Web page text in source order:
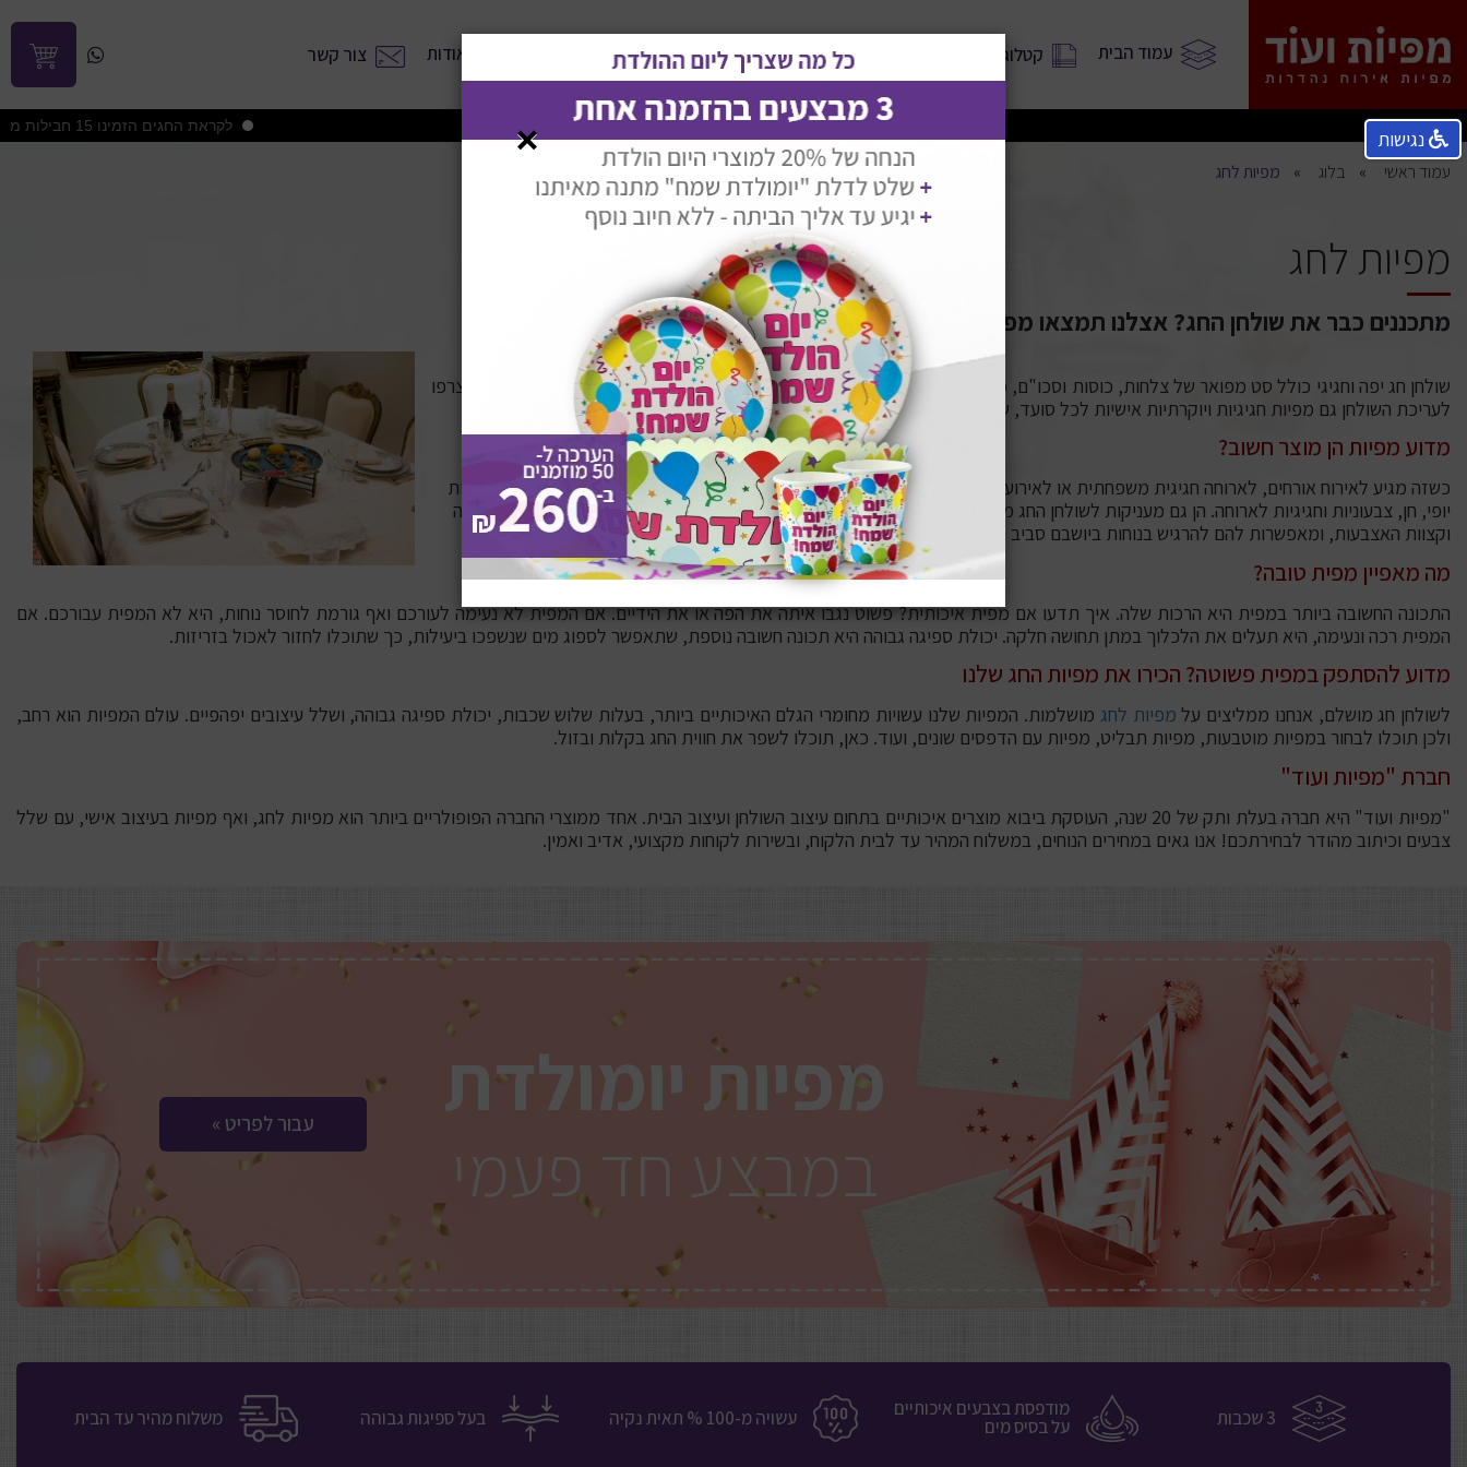
עמוד הבית קטלוג מוצרים מפיות בעיצוב אישי גלריה אודות צור קשר
לקראת החגים הזמינו 15 חבילות ממבחר מפיות טרנדי וקבלו 2 חבילות מפיות טרנדי מתנה במשלוח עד הבית
עמוד ראשי בלוג מפיות לחג
מפיות לחג
מתכננים כבר את שולחן החג? אצלנו תמצאו מפיות לחג יוקרתיות ואיכותיות
שולחן חג יפה וחגיגי כולל סט מפואר של צלחות, כוסות וסכו"ם, מפת שולחן יפה מהודרת, ואולי גם סט נרות, קערות וקנקנים הדורים. אך אם תצרפו
לעריכת השולחן גם מפיות חגיגיות ויוקרתיות אישיות לכל סועד, שולחן החג שלכם יראה מלכותי יותר מאי פעם.
מדוע מפיות הן מוצר חשוב?
כשזה מגיע לאירוח אורחים, לארוחה חגיגית משפחתית או לאירוע קטן, מפיות השולחן הן מרכיב חיוני משולחן האוכל. הן אמנם קטנות, אך מוסיפות
יופי, חן, צבעוניות וחגיגיות לארוחה. הן גם מעניקות לשולחן החג מראה אלגנטי, אחיד ומסודר, והכי חשוב- מסייעות לסועדים לנקות את זוויות הפה
וקצוות האצבעות, ומאפשרות להם להרגיש בנוחות ביושבם סביב השולחן.
מה מאפיין מפית טובה?
התכונה החשובה ביותר במפית היא הרכות שלה. איך תדעו אם מפית איכותית? פשוט נגבו איתה את הפה או את הידיים. אם המפית לא נעימה לעורכם ואף גורמת לחוסר נוחות, היא לא המפית עבורכם. אם
המפית רכה ונעימה, היא תעלים את הלכלוך במתן תחושה חלקה. יכולת ספיגה גבוהה היא תכונה חשובה נוספת, שתאפשר לספוג מים שנשפכו ביעילות, כך שתוכלו לחזור לאכול בזריזות.
מדוע להסתפק במפית פשוטה? הכירו את מפיות החג שלנו
לשולחן חג מושלם, אנחנו ממליצים על מפיות לחג מושלמות. המפיות שלנו עשויות מחומרי הגלם האיכותיים ביותר, בעלות שלוש שכבות, יכולת ספיגה גבוהה, ושלל עיצובים יפהפיים. עולם המפיות הוא רחב,
ולכן תוכלו לבחור במפיות מוטבעות, מפיות תבליט, מפיות עם הדפסים שונים, ועוד. כאן, תוכלו לשפר את חווית החג בקלות ובזול.
חברת "מפיות ועוד"
"מפיות ועוד" היא חברה בעלת ותק של 20 שנה, העוסקת ביבוא מוצרים איכותיים בתחום עיצוב השולחן ועיצוב הבית. אחד ממוצרי החברה הפופולריים ביותר הוא מפיות לחג, ואף מפיות בעיצוב אישי, עם שלל
צבעים וכיתוב מהודר לבחירתכם! אנו גאים במחירים הנוחים, במשלוח המהיר עד לבית הלקוח, ובשירות לקוחות מקצועי, אדיב ואמין.
מפיות יומולדת
במבצע חד פעמי
« עבור לפריט
3 שכבות מודפסת בצבעים איכותיים
על בסיס מים עשויה מ-100 % תאית נקיה בעל ספיגות גבוהה משלוח מהיר עד הבית
× נגישות